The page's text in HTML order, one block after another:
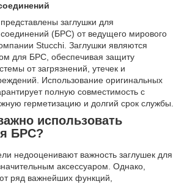
заглушки для
(БРС) от ведущего мирового
Stucchi. Заглушки являются
для БРС, обеспечивая защиту
от загрязнений, утечек и
Использование оригинальных
полную совместимость с
герметизацию и долгий срок службы.
использовать
БРС?
недооценивают важность заглушек для
аксессуаром. Однако,
ряд важнейших функций,